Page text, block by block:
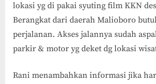
lokasi yg di pakai syuting film KKN
Berangkat dari daerah Malioboro
perjalanan. Akses jalannya sudah
parkir & motor yg deket dg lokasi
Rani menambahkan informasi jika